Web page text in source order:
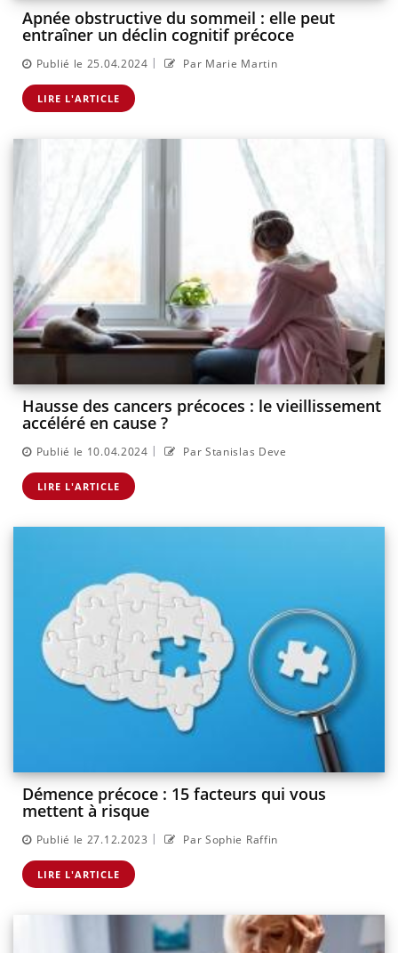
Apnée obstructive du sommeil : elle peut
entraîner un déclin cognitif précoce
Publié le 25.04.2024 | Par Marie Martin
LIRE L'ARTICLE
Hausse des cancers précoces : le vieillissement
accéléré en cause ?
Publié le 10.04.2024 | Par Stanislas Deve
LIRE L'ARTICLE
Démence précoce : 15 facteurs qui vous
mettent à risque
Publié le 27.12.2023 | Par Sophie Raffin
LIRE L'ARTICLE